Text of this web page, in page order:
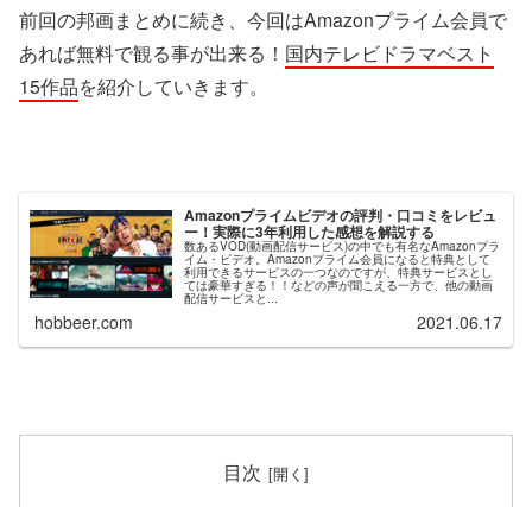
前回の邦画まとめに続き、今回はAmazonプライム会員で
あれば無料で観る事が出来る！ 国内テレビドラマベスト
15作品を紹介していきます。
Amazonプライムビデオの評判・口コミをレビュ
ー！実際に3年利用した感想を解説する
数あるVOD(動画配信サービス)の中でも有名なAmazonプラ
イム・ビデオ。Amazonプライム会員になると特典として
利用できるサービスの一つなのですが、特典サービスとし
ては豪華すぎる！！などの声が聞こえる一方で、他の動画
配信サービスと...
hobbeer.com 2021.06.17
目次